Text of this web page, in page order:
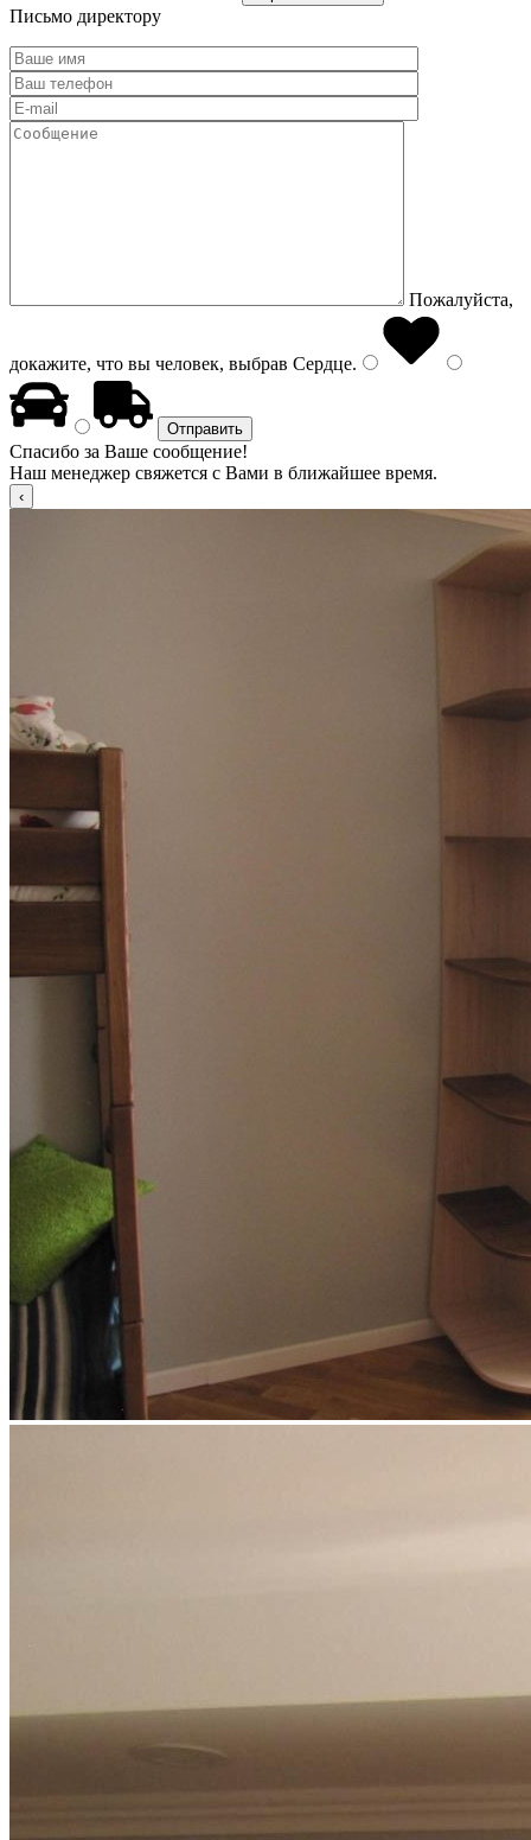
Письмо директору
Пожалуйста,
докажите, что вы человек, выбрав Сердце.
Спасибо за Ваше сообщение!
Наш менеджер свяжется с Вами в ближайшее время.